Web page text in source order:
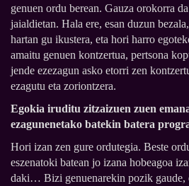
genuen ordu berean. Gauza orokorra
jaialdietan. Hala ere, esan duzun
hartan gu ikustera, eta hori harro
amaitu genuen kontzertua, pertsona
jende ezezagun asko etorri zen
ezagutu eta zoriontzera.
Egokia iruditu zitzaizuen zuen
ezagunenetako batekin batera
Hori izan zen gure ordutegia. Beste
eszenatoki batean jo izana hobeagoa
daki… Bizi genuenarekin pozik gaude,